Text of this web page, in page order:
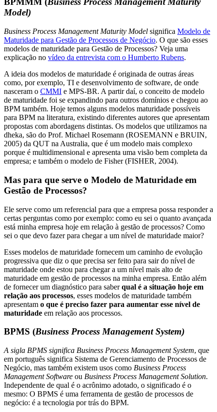
Model)
Business Process Management Maturity Model significa Modelo de
Maturidade para Gestão de Processos de Negócio. O que são esses
modelos de maturidade para Gestão de Processos? Veja uma
explicação no vídeo da entrevista com o Humberto Rubens.
A ideia dos modelos de maturidade é originada de outras áreas
como, por exemplo, TI e desenvolvimento de software, de onde
nasceram o CMMI e MPS-BR. A partir daí, o conceito de modelo
de maturidade foi se expandindo para outros domínios e chegou ao
BPM também. Hoje temos alguns modelos maturidade possíveis
para BPM na literatura, existindo diferentes autores que apresentam
propostas com abordagens distintas. Os modelos que utilizamos na
dheka, são do Prof. Michael Rosemann (ROSEMANN e BRUIN,
2005) da QUT na Australia, que é um modelo mais complexo
porque é multidimensional e apresenta uma visão bem completa da
empresa; e também o modelo de Fisher (FISHER, 2004).
Mas para que serve o Modelo de Maturidade em
Gestão de Processos?
Ele serve como um referencial para que a empresa possa responder a
certas perguntas como por exemplo: como eu sei o quanto avançada
está minha empresa hoje em relação à gestão de processos? Como
sei o que devo fazer para chegar a um nível de maturidade maior?
Esses modelos de maturidade fornecem um caminho de evolução
progressiva que diz o que precisa ser feito para sair do nível de
maturidade onde estou para chegar a um nível mais alto de
maturidade em gestão de processos na minha empresa. Então além
de fornecer um diagnóstico para saberqual é a situação hoje em
relação aos processos, esses modelos de maturidade também
apresentam o que é preciso fazer para aumentar esse nível de
maturidade em relação aos processos.
BPMS (Business Process Management System)
A sigla BPMS significa Business Process Management System, que
em português significa Sistema de Gerenciamento de Processos de
Negócio, mas também existem usos como Business Process
Management Software ou Business Process Management Solution.
Independente de qual é o acrônimo adotado, o significado é o
mesmo: O BPMS é uma ferramenta de gestão de processos de
negócio: é a tecnologia por trás do BPM.